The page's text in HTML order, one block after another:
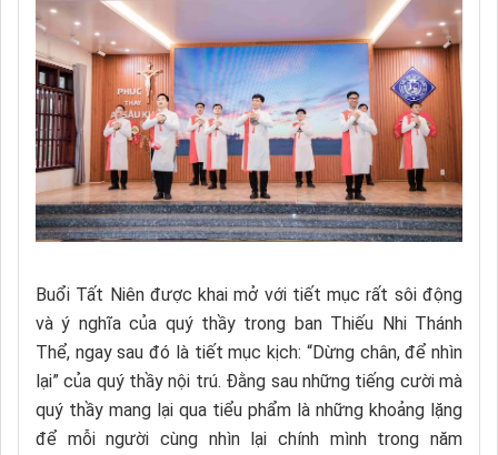
Buổi Tất Niên được khai mở với tiết mục rất sôi động
và ý nghĩa của quý thầy trong ban Thiếu Nhi Thánh
Thể, ngay sau đó là tiết mục kịch: “Dừng chân, để nhìn
lại” của quý thầy nội trú. Đằng sau những tiếng cười mà
quý thầy mang lại qua tiểu phẩm là những khoảng lặng
để mỗi người cùng nhìn lại chính mình trong năm